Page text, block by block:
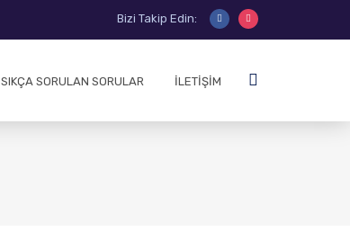
Bizi Takip Edin:
SIKÇA SORULAN SORULAR İLETIŞIM